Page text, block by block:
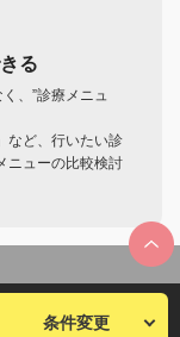
条件変更
る
、”診療メニュ
など、行いたい診
ニューの比較検討
ポリシー